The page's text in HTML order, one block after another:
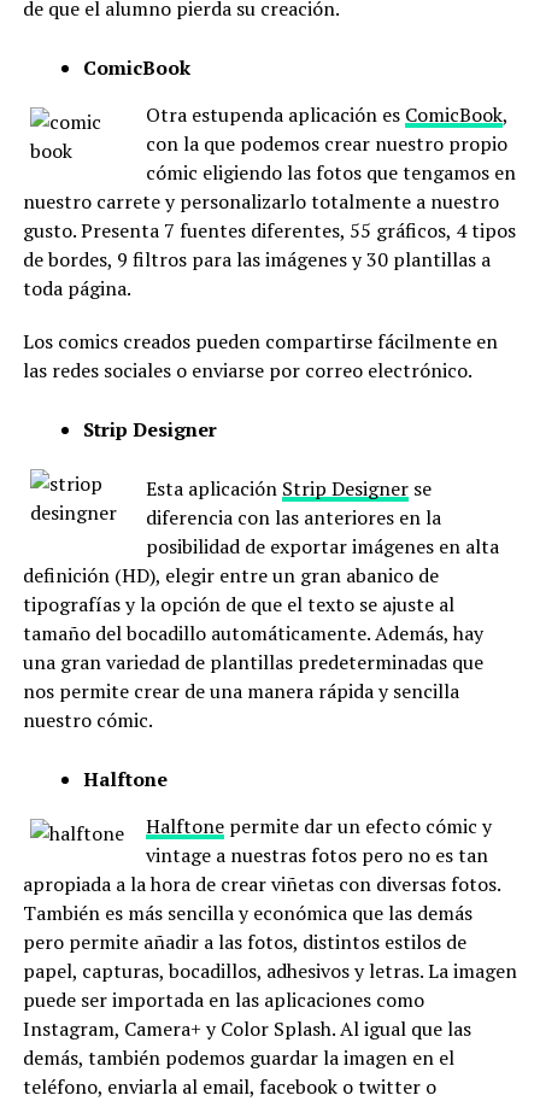
de que el alumno pierda su creación.
ComicBook
Otra estupenda aplicación es ComicBook,
con la que podemos crear nuestro propio
cómic eligiendo las fotos que tengamos en
nuestro carrete y personalizarlo totalmente a nuestro
gusto. Presenta 7 fuentes diferentes, 55 gráficos, 4 tipos
de bordes, 9 filtros para las imágenes y 30 plantillas a
toda página.
Los comics creados pueden compartirse fácilmente en
las redes sociales o enviarse por correo electrónico.
Strip Designer
Esta aplicación Strip Designerse
diferencia con las anteriores en la
posibilidad de exportar imágenes en alta
definición (HD), elegir entre un gran abanico de
tipografías y la opción de que el texto se ajuste al
tamaño del bocadillo automáticamente. Además, hay
una gran variedad de plantillas predeterminadas que
nos permite crear de una manera rápida y sencilla
nuestro cómic.
Halftone
Halftonepermite dar un efecto cómic y
vintage a nuestras fotos pero no es tan
apropiada a la hora de crear viñetas con diversas fotos.
También es más sencilla y económica que las demás
pero permite añadir a las fotos, distintos estilos de
papel, capturas, bocadillos, adhesivos y letras. La imagen
puede ser importada en las aplicaciones como
Instagram, Camera+ y Color Splash. Al igual que las
demás, también podemos guardar la imagen en el
teléfono, enviarla al email, facebook o twitter o